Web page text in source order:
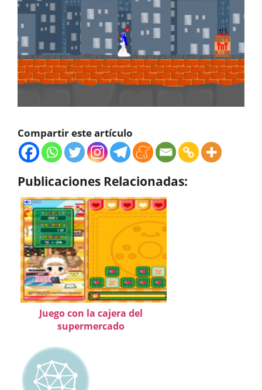
Compartir este artículo
Publicaciones Relacionadas:
Juego con la cajera del
supermercado